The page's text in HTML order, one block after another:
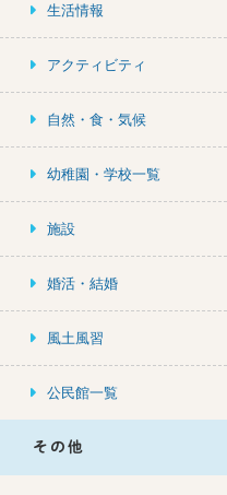
生活情報
アクティビティ
自然・食・気候
幼稚園・学校一覧
施設
婚活・結婚
風土風習
公民館一覧
その他